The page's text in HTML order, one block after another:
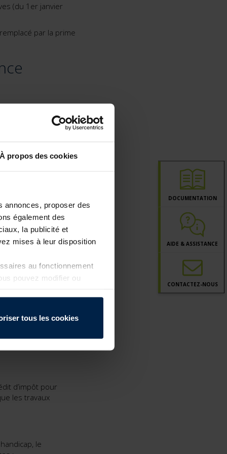
À propos des cookies
annonces, proposer des
également des
la publicité et
mises à leur disposition
au fonctionnement
pouvez modifier ou
tous les cookies
DOCUMENTATION
AIDE & ASSISTANCE
CONTACTEZ-NOUS
(du 1er janvier
par la prime
avantage fiscal qui
certaines
bénéficient du
logements, ceux-ci
ou d’appui
à la perte
à carreler, les
son nom
le revenu ou
dépasse le
d’impôt pour
les travaux
le